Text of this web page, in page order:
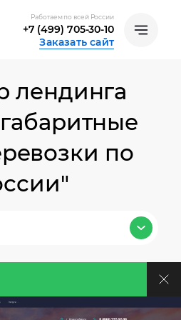
Работаем по всей России
+7 (499) 705-30-10
Заказать сайт
лендинга
по